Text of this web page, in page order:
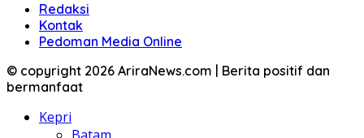
Redaksi
Kontak
Pedoman Media Online
© copyright 2026 AriraNews.com | Berita positif dan
bermanfaat
Kepri